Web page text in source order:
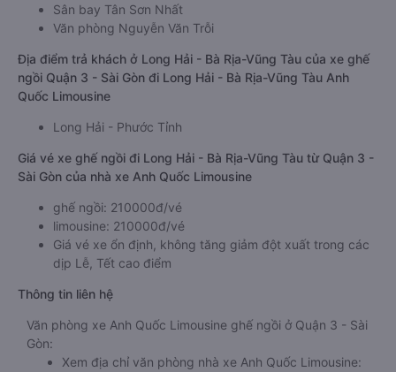
Sân bay Tân Sơn Nhất
Văn phòng Nguyễn Văn Trỗi
Địa điểm trả khách ở Long Hải - Bà Rịa-Vũng Tàu của xe ghế
ngồi Quận 3 - Sài Gòn đi Long Hải - Bà Rịa-Vũng Tàu Anh
Quốc Limousine
Long Hải - Phước Tỉnh
Giá vé xe ghế ngồi đi Long Hải - Bà Rịa-Vũng Tàu từ Quận 3 -
Sài Gòn của nhà xe Anh Quốc Limousine
ghế ngồi: 210000đ/vé
limousine: 210000đ/vé
Giá vé xe ổn định, không tăng giảm đột xuất trong các
dịp Lễ, Tết cao điểm
Thông tin liên hệ
Văn phòng xe Anh Quốc Limousine ghế ngồi ở Quận 3 - Sài
Gòn:
Xem địa chỉ văn phòng nhà xe Anh Quốc Limousine: